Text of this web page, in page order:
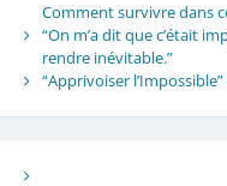
Comment survivre dans
“On m’a dit que c’était
rendre inévitable.”
“Apprivoiser